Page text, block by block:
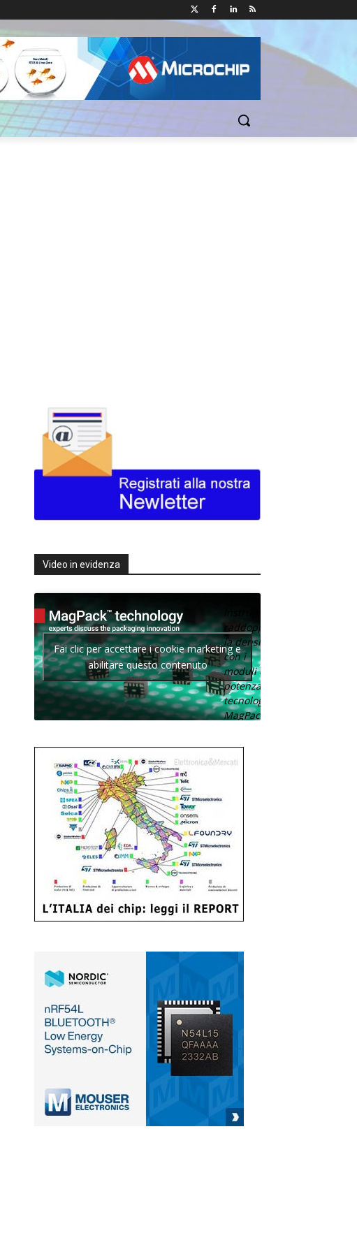
Video in evidenza
Texas
raddoppia
la densità
con i
moduli di
potenza con
tecnologia
MagPack.
Fai clic per accettare i cookie marketing e
abilitare questo contenuto